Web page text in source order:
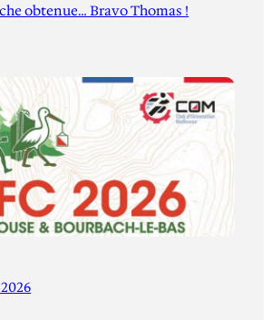
obtenue… Bravo Thomas !